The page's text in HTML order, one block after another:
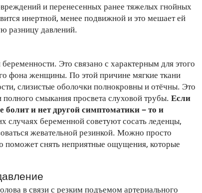
и перенесенных ранее тяжелых гнойных
инертной, менее подвижной и это мешает ей
разницу давлений.
Это связано с характерным для этого
фона женщины. По этой причине мягкие ткани
слизистые оболочки полнокровны и отёчны. Это
смыкания просвета слуховой трубы. Если
болит и нет другой симптоматики – то и
случаях беременной советуют сосать леденцы,
жевательной резинкой. Можно просто
поможет снять неприятные ощущения, которые
в связи с резким подъемом артериального